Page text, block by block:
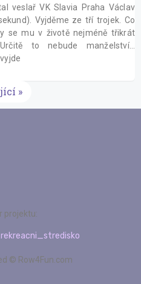
veslař VK Slavia Praha Václav
Vyjděme ze tří trojek. Co
se mu v životě nejméně třikrát
to nebude manželství…
»
projektu:
© Row4Fun.com